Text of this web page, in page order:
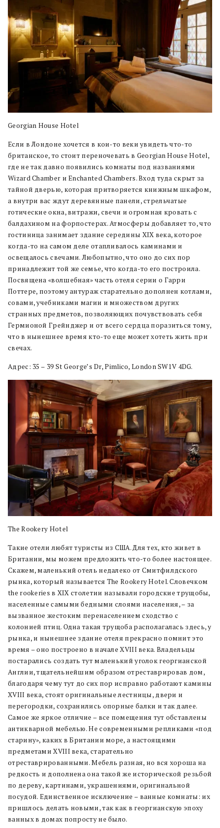
Georgian House Hotel
Если в Лондоне хочется в кои-то веки увидеть что-то
британское, то стоит переночевать в Georgian House Hotel,
где не так давно появились комнаты под названиями
Wizard Chamber и Enchanted Chambers. Вход туда скрыт за
тайной дверью, которая притворяется книжным шкафом,
а внутри вас ждут деревянные панели, стрельчатые
готические окна, витражи, свечи и огромная кровать с
балдахином на форпостерах. Атмосферы добавляет то, что
гостиница занимает здание середины XIX века, которое
когда-то на самом деле отапливалось каминами и
освещалось свечами. Любопытно, что оно до сих пор
принадлежит той же семье, что когда-то его построила.
Посвящена «волшебная» часть отеля серии о Гарри
Поттере, поэтому антураж старательно дополнен котлами,
совами, учебниками магии и множеством других
странных предметов, позволяющих почувствовать себя
Гермионой Грейнджер и от всего сердца поразиться тому,
что в нынешнее время кто-то еще может хотеть жить при
свечах.
Адрес: 35 – 39 St George’s Dr, Pimlico, London SW1V 4DG.
The Rookery Hotel
Такие отели любят туристы из США. Для тех, кто живет в
Британии, мы можем предложить что-то более настоящее.
Скажем, маленький отель недалеко от Смитфилдского
рынка, который называется The Rookery Hotel. Словечком
the rookeries в XIX столетии называли городские трущобы,
населенные самыми бедными слоями населения, – за
вызванное жестоким перенаселением сходство с
колонией птиц. Одна такая трущоба располагалась здесь, у
рынка, и нынешнее здание отеля прекрасно помнит это
время – оно построено в начале XVIII века. Владельцы
постарались создать тут маленький уголок георгианской
Англии, тщательнейшим образом отреставрировав дом,
благодаря чему тут до сих пор исправно работают камины
XVIII века, стоят оригинальные лестницы, двери и
перегородки, сохранились опорные балки и так далее.
Самое же яркое отличие – все помещения тут обставлены
антикварной мебелью. Не современными репликами «под
старину», каких в Британии море, а настоящими
предметами XVIII века, старательно
отреставрированными. Мебель разная, но вся хороша на
редкость и дополнена она такой же исторической резьбой
по дереву, картинами, украшениями, оригинальной
посудой. Единственное исключение – ванные комнаты: их
пришлось делать новыми, так как в георгианскую эпоху
ванных в домах попросту не было.